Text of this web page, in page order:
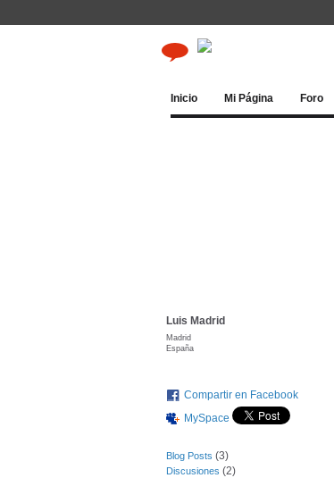
Inicio Mi Página Foro
Luis Madrid
Madrid
España
Compartir en Facebook
MySpace
Blog Posts (3)
Discusiones (2)